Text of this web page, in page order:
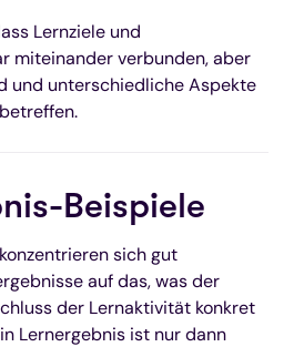
Lernziele und
miteinander verbunden, aber
und unterschiedliche Aspekte
Beispiele
sich gut
auf das, was der
der Lernaktivität konkret
Lernergebnis ist nur dann